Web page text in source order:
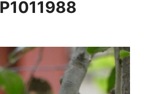
P1011988